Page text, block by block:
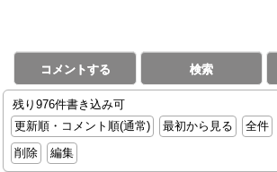
コメントする 検索
残り976件書き込み可
更新順・コメント順(通常)
最初から見る 全件
削除
編集